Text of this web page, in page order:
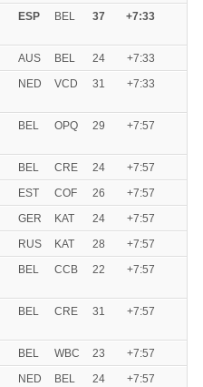
ESP BEL 37 +7:33
AUS BEL 24
+7:33
NED VCD 31 +7:33
BEL OPQ 29 +7:57
BEL CRE 24
+7:57
EST COF 26
+7:57
GER KAT 24
+7:57
RUS KAT 28
+7:57
BEL CCB 22 +7:57
BEL CRE 31 +7:57
BEL WBC 23
+7:57
NED BEL 24
+7:57